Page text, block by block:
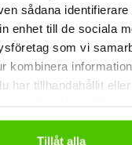
sådana identifierare
enhet till de sociala
som vi
kombinera
har tillhandahållit
Tillåt alla